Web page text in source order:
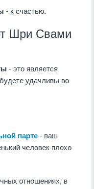
- к счастью.
Шри Свами
- это является
удачливы во
парте- ваш
человек плохо
отношениях, в